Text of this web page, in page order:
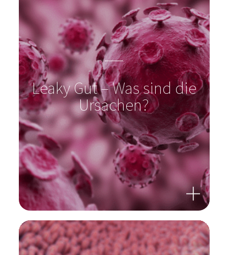
Leaky Gut – Was sind die
Ursachen?